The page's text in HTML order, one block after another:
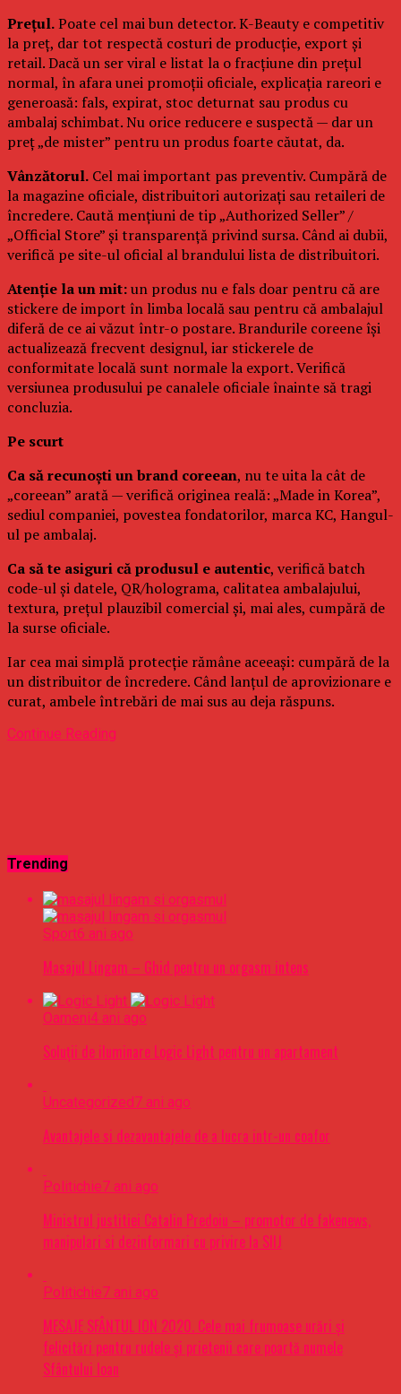
Prețul.Poate cel mai bun detector. K-Beauty e competitiv
la preț, dar tot respectă costuri de producție, export și
retail. Dacă un ser viral e listat la o fracțiune din prețul
normal, în afara unei promoții oficiale, explicația rareori e
generoasă: fals, expirat, stoc deturnat sau produs cu
ambalaj schimbat. Nu orice reducere e suspectă — dar un
preț „de mister” pentru un produs foarte căutat, da.
Vânzătorul. Cel mai important pas preventiv. Cumpără de
la magazine oficiale, distribuitori autorizați sau retaileri de
încredere. Caută mențiuni de tip „Authorized Seller” /
„Official Store” și transparență privind sursa. Când ai dubii,
verifică pe site-ul oficial al brandului lista de distribuitori.
Atenție la un mit:un produs nu e fals doar pentru că are
stickere de import în limba locală sau pentru că ambalajul
diferă de ce ai văzut într-o postare. Brandurile coreene își
actualizează frecvent designul, iar stickerele de
conformitate locală sunt normale la export. Verifică
versiunea produsului pe canalele oficiale înainte să tragi
concluzia.
Pe scurt
Ca să recunoști un brand coreean, nu te uita la cât de
„coreean” arată — verifică originea reală: „Made in Korea”,
sediul companiei, povestea fondatorilor, marca KC, Hangul-
ul pe ambalaj.
Ca să te asiguri că produsul e autentic, verifică batch
code-ul și datele, QR/holograma, calitatea ambalajului,
textura, prețul plauzibil comercial și, mai ales, cumpără de
la surse oficiale.
Iar cea mai simplă protecție rămâne aceeași: cumpără de la
un distribuitor de încredere. Când lanțul de aprovizionare e
curat, ambele întrebări de mai sus au deja răspuns.
Continue Reading
Trending
Sport6 ani ago
Masajul Lingam – Ghid pentru un orgasm intens
Oameni4 ani ago
Soluții de iluminare Logic Light pentru un apartament
Uncategorized7 ani ago
Avantajele si dezavantajele de a lucra intr-un coafor
Politichie7 ani ago
Ministrul justitiei Catalin Predoiu – promotor de fakenews,
manipulari si dezinformari cu privire la SIIJ
Politichie7 ani ago
MESAJE SFÂNTUL ION 2020. Cele mai frumoase urări şi
felicitări pentru rudele şi prietenii care poartă numele
Sfântului Ioan